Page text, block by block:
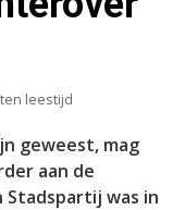
leestijd
geweest, mag
aan de
Stadspartij was in